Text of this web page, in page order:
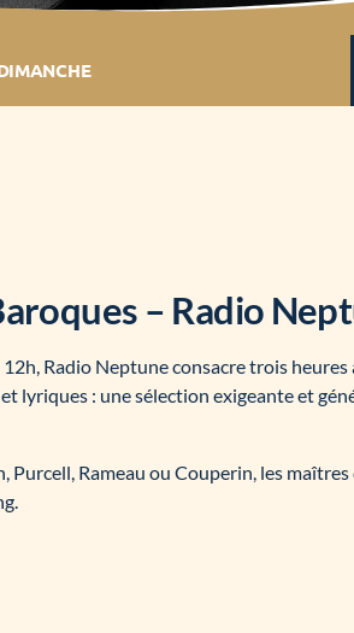
– Radio
Radio Neptune consacre trois
lyriques : une sélection exigeante et
Purcell, Rameau ou Couperin, les